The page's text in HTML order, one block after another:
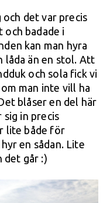
det var precis
och badade i
kan man hyra
låda än en stol. Att
och sola fick vi
man inte vill ha
blåser en del här
sig in precis
lite både för
en sådan. Lite
det går :)